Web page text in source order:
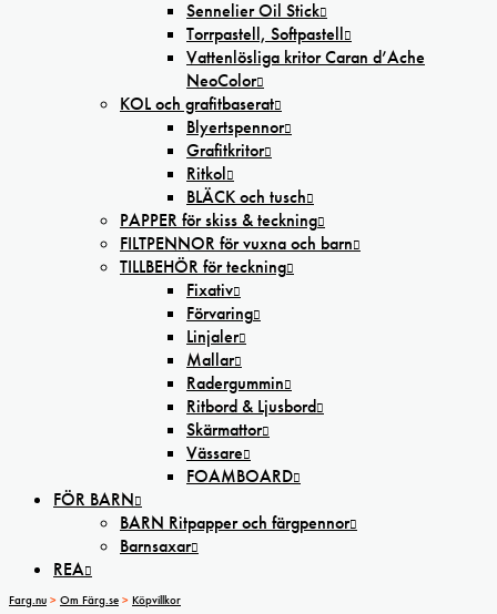
Sennelier Oil Stick
Torrpastell, Softpastell
Vattenlösliga kritor Caran d’Ache
NeoColor
KOL och grafitbaserat
Blyertspennor
Grafitkritor
Ritkol
BLÄCK och tusch
PAPPER för skiss & teckning
FILTPENNOR för vuxna och barn
TILLBEHÖR för teckning
Fixativ
Förvaring
Linjaler
Mallar
Radergummin
Ritbord & Ljusbord
Skärmattor
Vässare
FOAMBOARD
FÖR BARN
BARN Ritpapper och färgpennor
Barnsaxar
REA
Farg.nu > Om Färg.se > Köpvillkor